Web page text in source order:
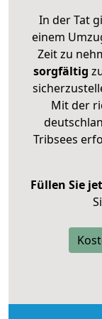
In der Tat
einem
Zeit zu
sorgfältig
Mit der
Tribsees
Füllen Sie